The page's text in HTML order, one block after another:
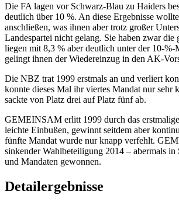
Die FA lagen vor Schwarz-Blau zu Haiders
deutlich über 10 %. An diese Ergebnisse
anschließen, was ihnen aber trotz großer
Landespartei nicht gelang. Sie haben zwar die
liegen mit 8,3 % aber deutlich unter der 10-
gelingt ihnen der Wiedereinzug in den AK-
Die NBZ trat 1999 erstmals an und verliert
konnte dieses Mal ihr viertes Mandat nur sehr
sackte von Platz drei auf Platz fünf ab.
GEMEINSAM erlitt 1999 durch das
leichte Einbußen, gewinnt seitdem aber
fünfte Mandat wurde nur knapp verfehlt.
sinkender Wahlbeteiligung 2014 – abermals in
und Mandaten gewonnen.
Detailergebnisse